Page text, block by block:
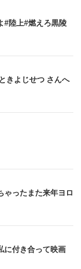
#陸上#燃えろ黒陵
きよじせつ さんへ
ゃったまた来年ヨロ
に付き合って映画